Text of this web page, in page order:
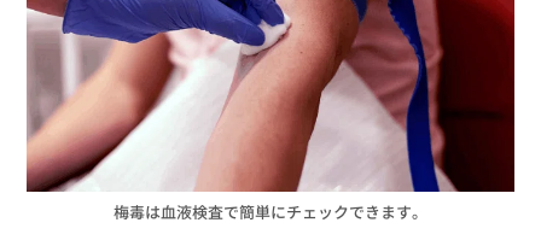
梅毒は血液検査で簡単にチェックできます。